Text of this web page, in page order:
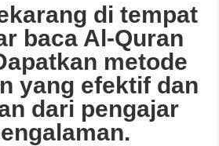
di tempat
baca Al-Quran
metode
yang efektif dan
dari pengajar